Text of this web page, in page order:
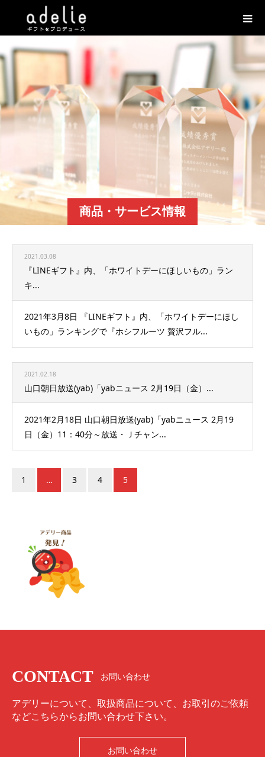
商品・サービス情報
2021.03.08
『LINEギフト』内、「ホワイトデーにほしいもの」ラン
キ...
2021年3月8日 『LINEギフト』内、「ホワイトデーにほし
いもの」ランキングで『ホシフルーツ 贅沢フル...
2021.02.18
山口朝日放送(yab)「yabニュース 2月19日（金）...
2021年2月18日 山口朝日放送(yab)「yabニュース 2月19
日（金）11：40分～放送・Ｊチャン...
1 … 3 4 5
CONTACT お問い合わせ
アデリーについて、取扱商品について、お取引のご依頼
などこちらからお問い合わせ下さい。
お問い合わせ